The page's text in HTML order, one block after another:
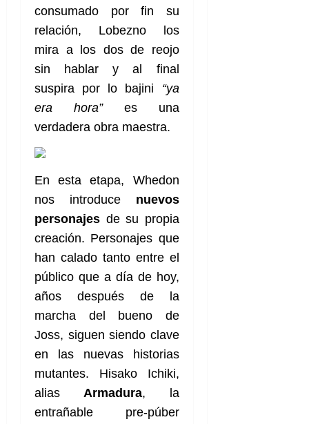
consumado por fin su
relación, Lobezno los
mira a los dos de reojo
sin hablar y al final
suspira por lo bajini “ya
era hora” es una
verdadera obra maestra.
En esta etapa, Whedon
nos introduce nuevos
personajes de su propia
creación. Personajes que
han calado tanto entre el
público que a día de hoy,
años después de la
marcha del bueno de
Joss, siguen siendo clave
en las nuevas historias
mutantes. Hisako Ichiki,
aliasArmadura, la
entrañable pre-púber